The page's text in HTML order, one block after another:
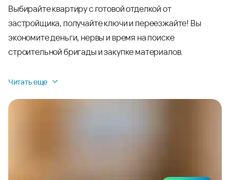
Выбирайте квартиру с готовой отделкой от
застройщика, получайте ключи и переезжайте! Вы
экономите деньги, нервы и время на поиске
строительной бригады и закупке материалов.
Читать еще